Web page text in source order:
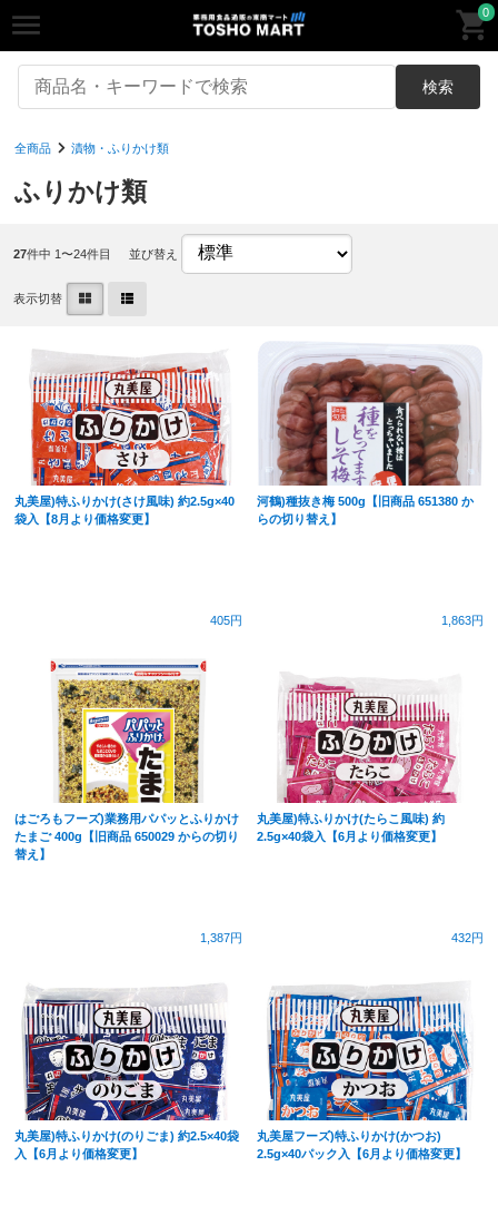
0
検索
全商品 漬物・ふりかけ類
ふりかけ類
27件中 1〜24件目 並び替え
表示切替
丸美屋)特ふりかけ(さけ風味) 約2.5g×40
袋入【8月より価格変更】
405円
河鶴)種抜き梅 500g【旧商品 651380 か
らの切り替え】
1,863円
はごろもフーズ)業務用パパッとふりかけ
たまご 400g【旧商品 650029 からの切り
替え】
1,387円
丸美屋)特ふりかけ(たらこ風味) 約
2.5g×40袋入【6月より価格変更】
432円
丸美屋)特ふりかけ(のりごま) 約2.5×40袋
入【6月より価格変更】
丸美屋フーズ)特ふりかけ(かつお)
2.5g×40パック入【6月より価格変更】